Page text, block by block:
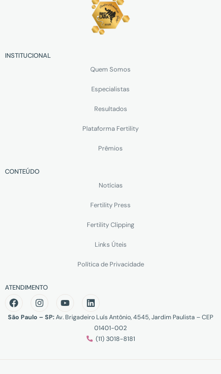
INSTITUCIONAL
Quem Somos
Especialistas
Resultados
Plataforma Fertility
Prêmios
CONTEÚDO
Notícias
Fertility Press
Fertility Clipping
Links Úteis
Política de Privacidade
ATENDIMENTO
São Paulo – SP:Av. Brigadeiro Luís Antônio, 4545, Jardim Paulista – CEP
01401-002
(11) 3018-8181